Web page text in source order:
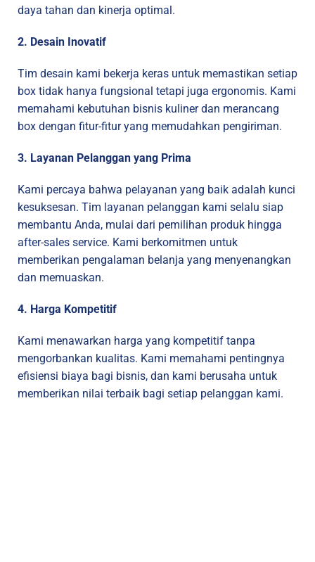
daya tahan dan kinerja optimal.
2. Desain Inovatif
Tim desain kami bekerja keras untuk memastikan setiap
box tidak hanya fungsional tetapi juga ergonomis. Kami
memahami kebutuhan bisnis kuliner dan merancang
box dengan fitur-fitur yang memudahkan pengiriman.
3. Layanan Pelanggan yang Prima
Kami percaya bahwa pelayanan yang baik adalah kunci
kesuksesan. Tim layanan pelanggan kami selalu siap
membantu Anda, mulai dari pemilihan produk hingga
after-sales service. Kami berkomitmen untuk
memberikan pengalaman belanja yang menyenangkan
dan memuaskan.
4. Harga Kompetitif
Kami menawarkan harga yang kompetitif tanpa
mengorbankan kualitas. Kami memahami pentingnya
efisiensi biaya bagi bisnis, dan kami berusaha untuk
memberikan nilai terbaik bagi setiap pelanggan kami.